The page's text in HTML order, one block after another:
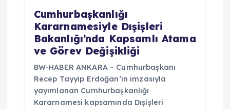
Cumhurbaşkanlığı
Kararnamesiyle Dışişleri
Bakanlığı’nda Kapsamlı Atama
ve Görev Değişikliği
BW-HABER ANKARA – Cumhurbaşkanı
Recep Tayyip Erdoğan’ın imzasıyla
yayımlanan Cumhurbaşkanlığı
Kararnamesi kapsamında Dışişleri